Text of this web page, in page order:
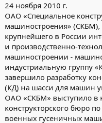
24 ноября 2010 г.
ОАО «Специальное
машиностроения» (СКБМ),
крупнейшего в России
и производственно-
машиностроении -
индустриальную группу
завершило разработку
(КД) на шасси для машин
ОАО «СКБМ» выступило в
конструкторского бюро
военных гусеничных